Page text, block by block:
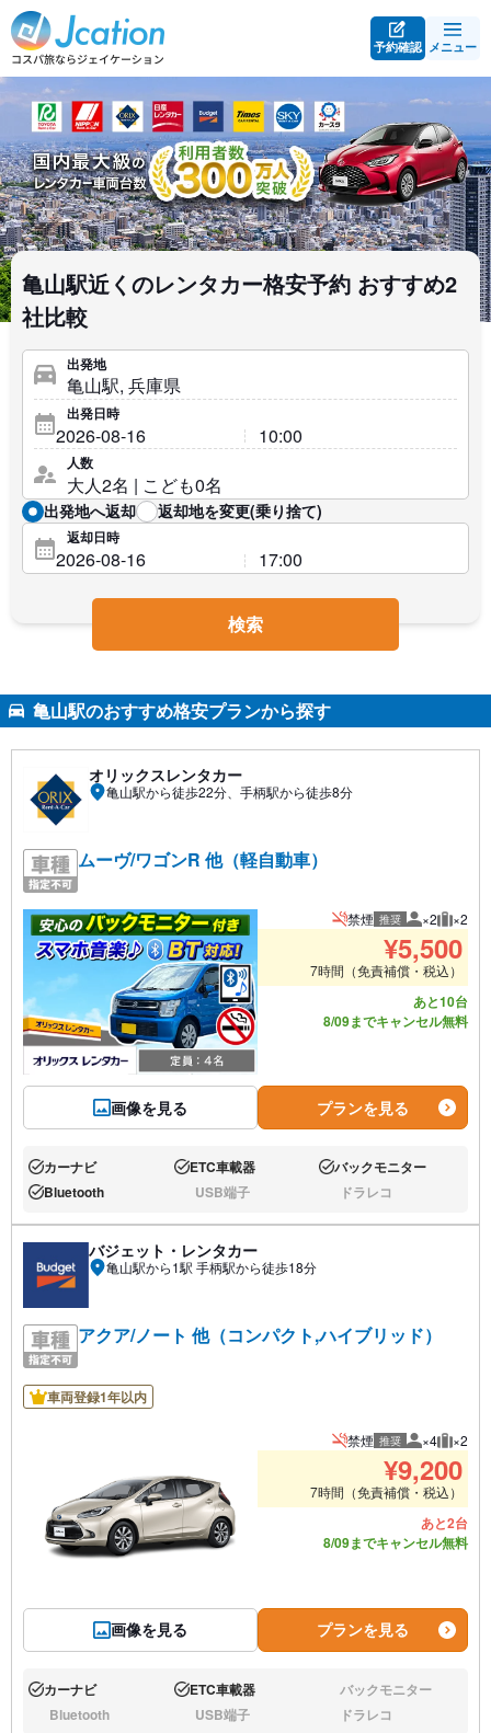
予約確認 メニュー
亀山駅近くのレンタカー格安予約 おすすめ2
社比較
出発地
出発日時
人数
出発地へ返却 返却地を変更(乗り捨て)
返却日時
検索
亀山駅のおすすめ格安プランから探す
オリックスレンタカー
亀山駅から徒歩22分、手柄駅から徒歩8分
ムーヴ/ワゴンR 他（軽自動車）
画像を見る
禁煙 推奨 推奨人数
×2 推奨
×2
¥5,500
7時間（免責補償・税込）
あと10台
8/09までキャンセル無料
プランを見る
あり:カーナビ あり:ETC車載器 あり:バックモニター
あり:Bluetooth なし:USB端子 なし:ドラレコ
バジェット・レンタカー
亀山駅から1駅 手柄駅から徒歩18分
アクア/ノート 他（コンパクト,ハイブリッド）
車両登録1年以内
画像を見る
禁煙 推奨 推奨人数
×4 推奨
×2
¥9,200
7時間（免責補償・税込）
あと2台
8/09までキャンセル無料
プランを見る
あり:カーナビ あり:ETC車載器 なし:バックモニター
なし:Bluetooth なし:USB端子 なし:ドラレコ